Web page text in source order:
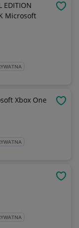
EDITION
Microsoft
Xbox One